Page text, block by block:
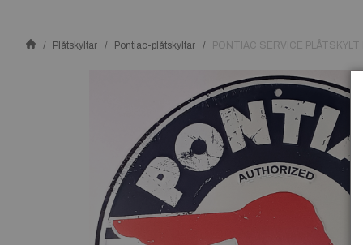
Plåtskyltar Pontiac-plåtskyltar PONTIAC SERVICE